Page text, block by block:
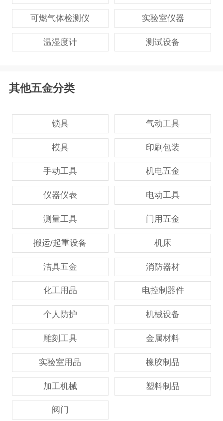
可燃气体检测仪 实验室仪器
温湿度计 测试设备
其他五金分类
锁具 气动工具
模具 印刷包装
手动工具 机电五金
仪器仪表 电动工具
测量工具 门用五金
搬运/起重设备 机床
洁具五金 消防器材
化工用品 电控制器件
个人防护 机械设备
雕刻工具 金属材料
实验室用品 橡胶制品
加工机械 塑料制品
阀门